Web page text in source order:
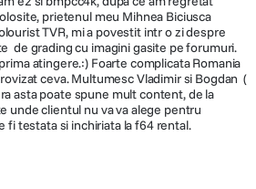
robust si compact
4K (3840 x 2160) at
25p/29.97p Full HD (1920 x
at
25p/29.97p/50p/59.94p/100p/1
prietenul meu Mihnea Biciusca
TVR, mi a povestit intr o zi despre
de grading cu imagini gasite pe forumuri.
atingere.:) Foarte complicata Romania
ceva. Multumesc Vladimir si Bogdan (
asta poate spune mult content, de la
unde clientul nu va va alege pentru
fi testata si inchiriata la f64 rental.